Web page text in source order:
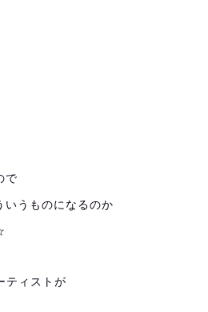
で
いうものになるのか
ティストが